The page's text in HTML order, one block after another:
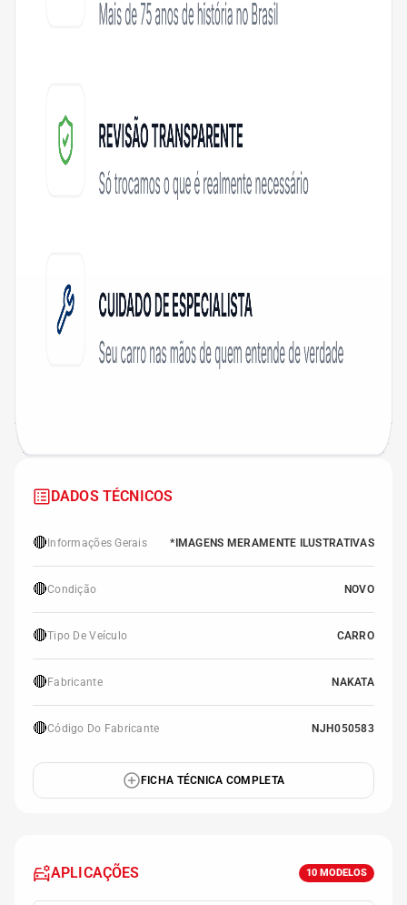
DADOS TÉCNICOS
🔴 Informações Gerais *IMAGENS MERAMENTE ILUSTRATIVAS
🔴Condição NOVO
🔴Tipo De Veículo CARRO
🔴 Fabricante NAKATA
🔴Código Do Fabricante NJH050583
FICHA TÉCNICA COMPLETA
APLICAÇÕES 10 MODELOS